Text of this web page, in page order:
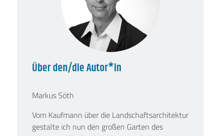
Über den/die Autor*in
Markus Söth
Vom Kaufmann über die Landschaftsarchitektur
gestalte ich nun den großen Garten des